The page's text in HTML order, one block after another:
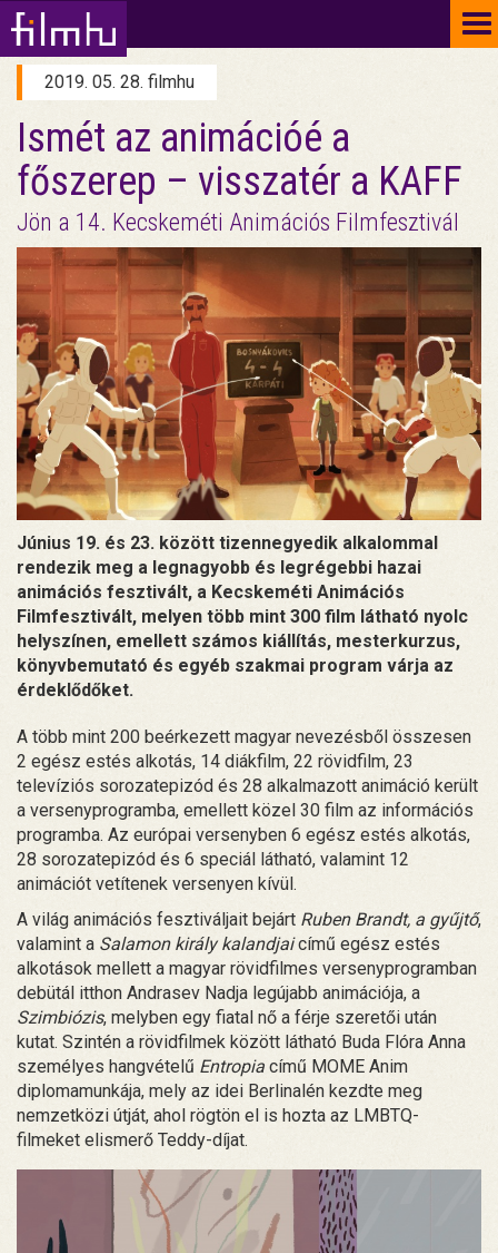
2019. 05. 28. filmhu
Ismét az animációé a
főszerep – visszatér a KAFF
Jön a 14. Kecskeméti Animációs Filmfesztivál
Június 19. és 23. között tizennegyedik alkalommal
rendezik meg a legnagyobb és legrégebbi hazai
animációs fesztivált, a Kecskeméti Animációs
Filmfesztivált, melyen több mint 300 film látható nyolc
helyszínen, emellett számos kiállítás, mesterkurzus,
könyvbemutató és egyéb szakmai program várja az
érdeklődőket.
A több mint 200 beérkezett magyar nevezésből összesen
2 egész estés alkotás, 14 diákfilm, 22 rövidfilm, 23
televíziós sorozatepizód és 28 alkalmazott animáció került
a versenyprogramba, emellett közel 30 film az információs
programba. Az európai versenyben 6 egész estés alkotás,
28 sorozatepizód és 6 speciál látható, valamint 12
animációt vetítenek versenyen kívül.
A világ animációs fesztiváljait bejárt Ruben Brandt, a gyűjtő,
valamint a Salamon király kalandjaicímű egész estés
alkotások mellett a magyar rövidfilmes versenyprogramban
debütál itthon Andrasev Nadja legújabb animációja, a
Szimbiózis, melyben egy fiatal nő a férje szeretői után
kutat. Szintén a rövidfilmek között látható Buda Flóra Anna
személyes hangvételű Entropia című MOME Anim
diplomamunkája, mely az idei Berlinalén kezdte meg
nemzetközi útját, ahol rögtön el is hozta az LMBTQ-
filmeket elismerő Teddy-díjat.